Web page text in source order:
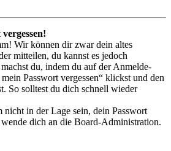
Wir können dir zwar dein altes
mitteilen, du kannst es jedoch
du, indem du auf der Anmelde-
Passwort vergessen“ klickst und den
So solltest du dich schnell wieder
nicht in der Lage sein, dein Passwort
dich an die Board-Administration.